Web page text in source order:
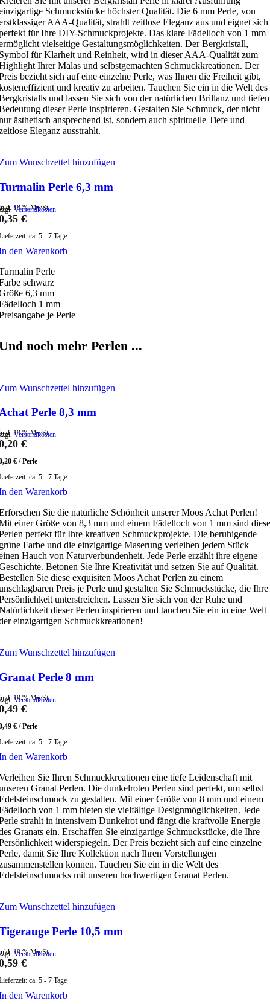
Schmuckstücke höchster Qualität. Die 6 mm Perle, von
AAA-Qualität, strahlt zeitlose Eleganz aus und eignet sich
für Ihre DIY-Schmuckprojekte. Das klare Fädelloch von 1 mm
vielseitige Gestaltungsmöglichkeiten. Der Bergkristall,
für Klarheit und Reinheit, wird in dieser AAA-Qualität zum
Ihrer Malas und selbstgemachten Schmuckkreationen. Der
bezieht sich auf eine einzelne Perle, was Ihnen die Freiheit gibt,
und kreativ zu arbeiten. Tauchen Sie ein in die Welt des
und lassen Sie sich von der natürlichen Brillanz und tiefen
dieser Perle inspirieren. Gestalten Sie Schmuck, der nicht
ästhetisch ansprechend ist, sondern auch spirituelle Tiefe und
Eleganz ausstrahlt.
Wunschzettel hinzufügen
Perle 6,3 mm
19 % MwSt.
Versandkosten
€
ca. 5 - 7 Tage
den Warenkorb
Perle
schwarz
6,3 mm
1 mm
je Perle
noch mehr Perlen ...
Wunschzettel hinzufügen
Perle 8,3 mm
19 % MwSt.
Versandkosten
€
€ /Perle
ca. 5 - 7 Tage
den Warenkorb
Sie die natürliche Schönheit unserer Moos Achat Perlen!
einer Größe von 8,3 mm und einem Fädelloch von 1 mm sind diese
perfekt für Ihre kreativen Schmuckprojekte. Die beruhigende
Farbe und die einzigartige Maserung verleihen jedem Stück
Hauch von Naturverbundenheit. Jede Perle erzählt ihre eigene
Betonen Sie Ihre Kreativität und setzen Sie auf Qualität.
Sie diese exquisiten Moos Achat Perlen zu einem
Preis je Perle und gestalten Sie Schmuckstücke, die Ihre
unterstreichen. Lassen Sie sich von der Ruhe und
dieser Perlen inspirieren und tauchen Sie ein in eine Welt
einzigartigen Schmuckkreationen!
Wunschzettel hinzufügen
Perle 8 mm
19 % MwSt.
Versandkosten
€
€ /Perle
ca. 5 - 7 Tage
den Warenkorb
Sie Ihren Schmuckkreationen eine tiefe Leidenschaft mit
Granat Perlen. Die dunkelroten Perlen sind perfekt, um selbst
zu gestalten. Mit einer Größe von 8 mm und einem
von 1 mm bieten sie vielfältige Designmöglichkeiten. Jede
strahlt in intensivem Dunkelrot und fängt die kraftvolle Energie
Granats ein. Erschaffen Sie einzigartige Schmuckstücke, die Ihre
widerspiegeln. Der Preis bezieht sich auf eine einzelne
damit Sie Ihre Kollektion nach Ihren Vorstellungen
können. Tauchen Sie ein in die Welt des
mit unseren hochwertigen Granat Perlen.
Wunschzettel hinzufügen
Perle 10,5 mm
19 % MwSt.
Versandkosten
€
ca. 5 - 7 Tage
den Warenkorb